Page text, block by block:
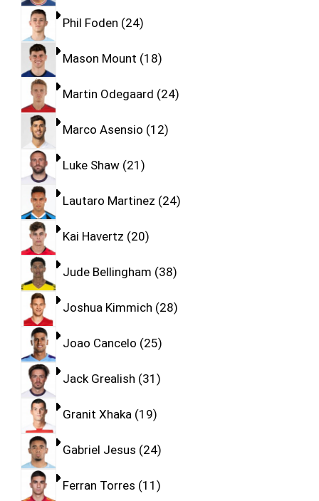
Phil Foden 24
Mason Mount 18
Martin Odegaard 24
Marco Asensio 12
Luke Shaw 21
Lautaro Martinez 24
Kai Havertz 20
Jude Bellingham 38
Joshua Kimmich 28
Joao Cancelo 25
Jack Grealish 31
Granit Xhaka 19
Gabriel Jesus 24
Ferran Torres 11